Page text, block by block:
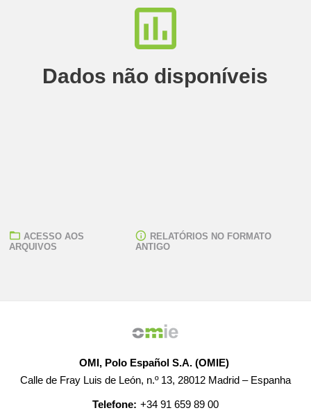
Dados não disponíveis
ACESSO AOS
ARQUIVOS
RELATÓRIOS NO FORMATO
ANTIGO
OMI, Polo Español S.A. (OMIE)
Calle de Fray Luis de León, n.º 13, 28012 Madrid – Espanha
Telefone: +34 91 659 89 00